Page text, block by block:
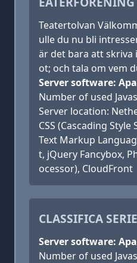
Teatertolvan
ulle du nu bli
är det bara att
ot; och tala om vem
Server software:
Number of used
Server location:
CSS (Cascading
Text Markup
t, jQuery Fancybox,
ocessor), CloudFront
CLASSIFICA
Server software:
Number of used